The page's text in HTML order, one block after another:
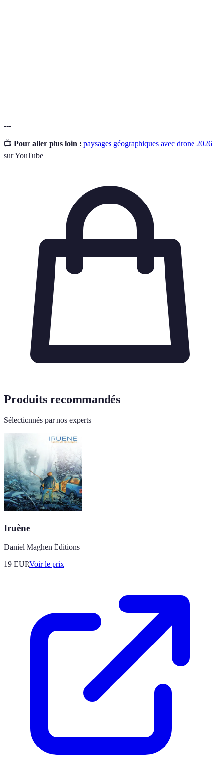
---
📺 Pour aller plus loin : paysages géographiques avec drone 2026
sur YouTube
Produits recommandés
Sélectionnés par nos experts
Iruène
Daniel Maghen Éditions
19 EURVoir le prix